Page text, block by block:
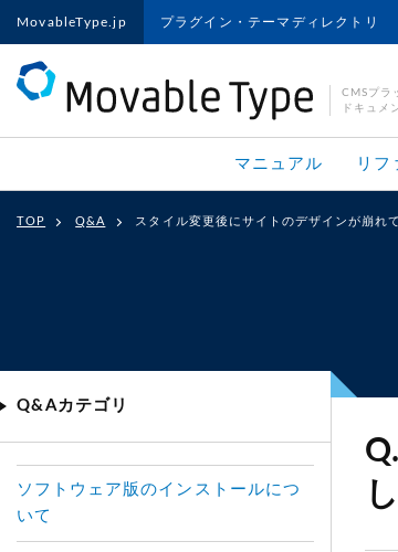
MovableType.jp プラグイン・テーマディレクトリ
CMSプラ
ドキュメ
マニュアル リフ
TOP Q&A スタイル変更後にサイトのデザインが崩れ
Q&Aカテゴリ
ソフトウェア版のインストールにつ
いて